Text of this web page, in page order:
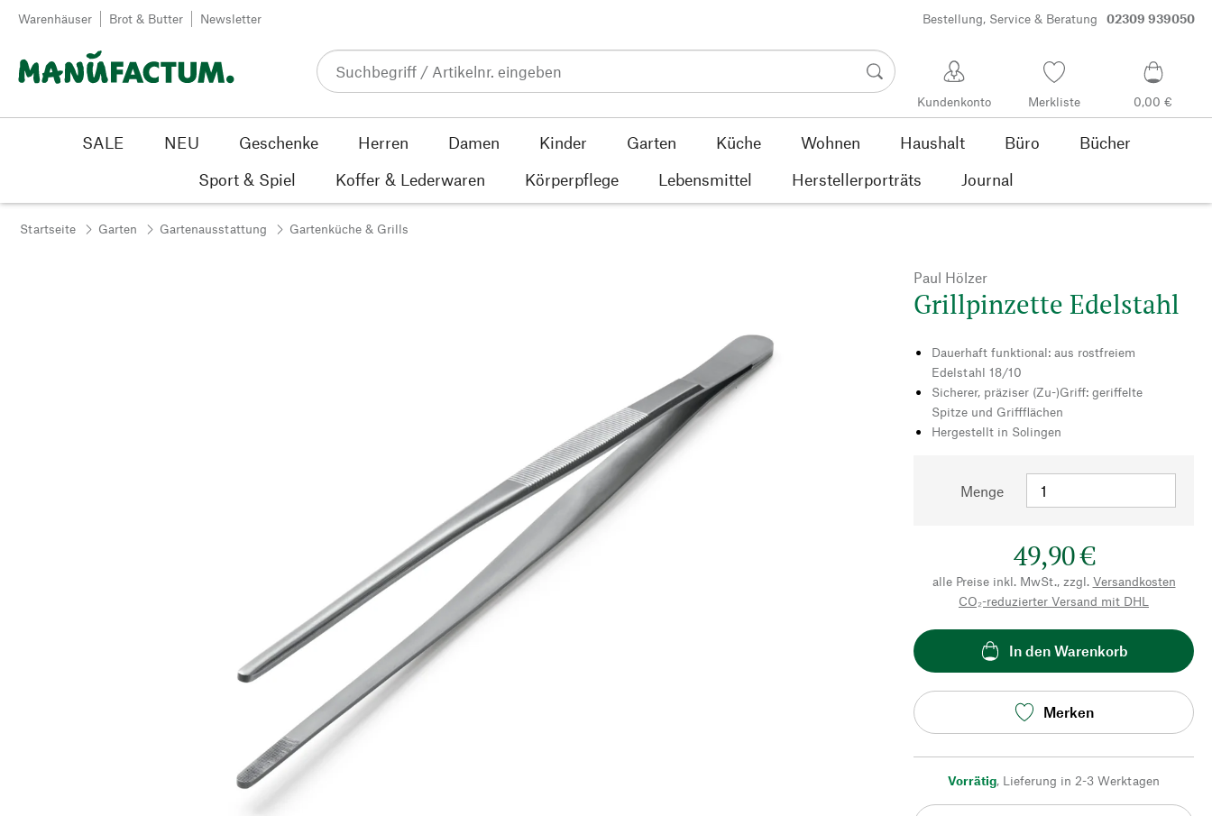
Zum Inhalt springen
Warenhäuser Brot & Butter Newsletter Bestellung, Service & Beratung 02309 939050
Kundenkonto Merkliste 0,00 €
SALE NEU Geschenke Herren Damen Kinder Garten Küche Wohnen Haushalt Büro
Bücher
Sport & Spiel
Koffer & Lederwaren Körperpflege Lebensmittel Herstellerporträts Journal
Startseite Garten Gartenausstattung Gartenküche & Grills
Paul Hölzer
Grillpinzette Edelstahl
Dauerhaft funktional: aus rostfreiem
Edelstahl 18/10
Sicherer, präziser (Zu-)Griff: geriffelte
Spitze und Griffflächen
Hergestellt in Solingen
Menge
49,90 €
alle Preise inkl. MwSt., zzgl. Versandkosten
CO₂-reduzierter Versand mit DHL
In den Warenkorb
Merken
Vorrätig, Lieferung in 2-3 Werktagen